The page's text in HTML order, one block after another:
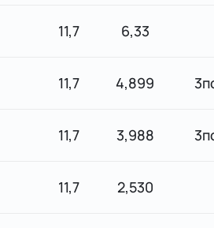
11,7 6,33
11,7 4,899
11,7 3,988
11,7 2,530